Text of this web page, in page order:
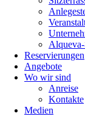
Alqueva-
Reservierungen
Angebote
Wo wir sind
Anreise
Kontakte
Medien